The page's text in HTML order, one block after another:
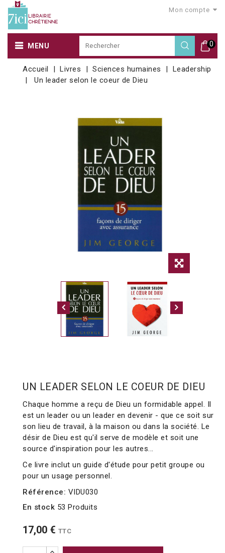
Mon compte
0
MENU
Accueil Livres Sciences humaines
Leadership
Un leader selon le coeur de Dieu
UN LEADER SELON LE COEUR DE DIEU
Chaque homme a reçu de Dieu un formidable appel. Il
est un leader ou un leader en devenir - que ce soit sur
son lieu de travail, à la maison ou dans la société. Le
désir de Dieu est qu'il serve de modèle et soit une
source d'inspiration pour les autres...
Ce livre inclut un guide d'étude pour petit groupe ou
pour un usage personnel.
Référence: VIDU030
En stock 53 Produits
17,00 € TTC